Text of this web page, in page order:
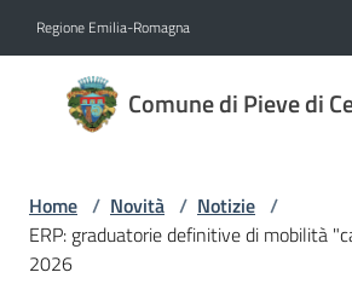
Regione Emilia-Romagna
Comune di Pieve di
Comune
di Pieve
Amministrazione
Home / Novità / Notizie /
ERP: graduatorie definitive di mobilità
2026